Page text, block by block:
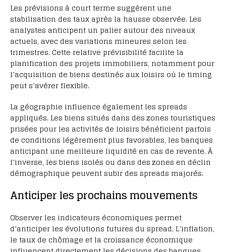
Les prévisions à court terme suggèrent une
stabilisation des taux après la hausse observée. Les
analystes anticipent un palier autour des niveaux
actuels, avec des variations mineures selon les
trimestres. Cette relative prévisibilité facilite la
planification des projets immobiliers, notamment pour
l’acquisition de biens destinés aux loisirs où le timing
peut s’avérer flexible.
La géographie influence également les spreads
appliqués. Les biens situés dans des zones touristiques
prisées pour les activités de loisirs bénéficient parfois
de conditions légèrement plus favorables, les banques
anticipant une meilleure liquidité en cas de revente. À
l’inverse, les biens isolés ou dans des zones en déclin
démographique peuvent subir des spreads majorés.
Anticiper les prochains mouvements
Observer les indicateurs économiques permet
d’anticiper les évolutions futures du spread. L’inflation,
le taux de chômage et la croissance économique